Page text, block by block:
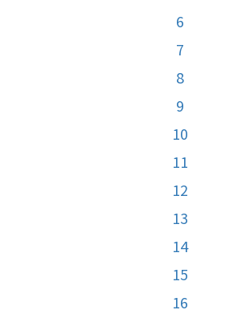
6
7
8
9
10
11
12
13
14
15
16